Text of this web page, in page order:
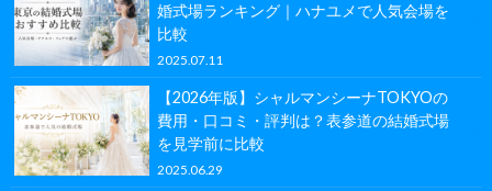
婚式場ランキング｜ハナユメで人気会場を
比較
2025.07.11
【2026年版】シャルマンシーナTOKYOの
費用・口コミ・評判は？表参道の結婚式場
を見学前に比較
2025.06.29